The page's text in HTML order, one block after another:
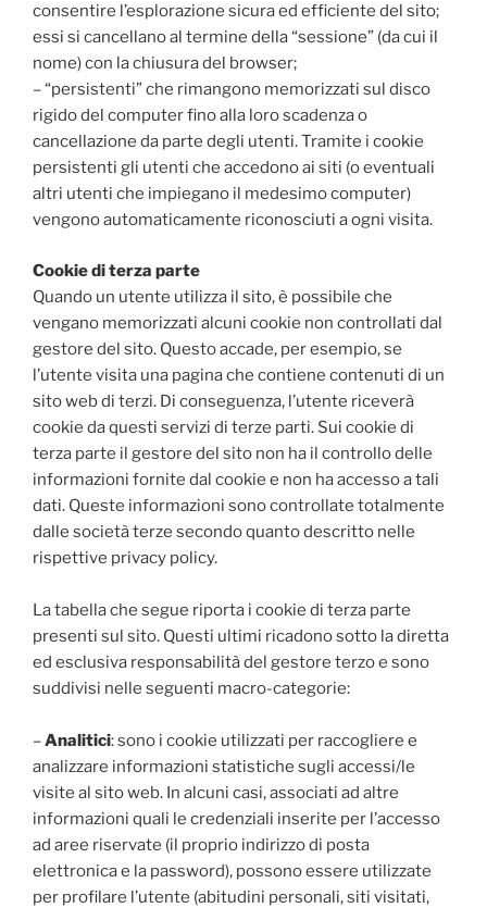
consentire l’esplorazione sicura ed efficiente del sito;
essi si cancellano al termine della “sessione” (da cui il
nome) con la chiusura del browser;
– “persistenti” che rimangono memorizzati sul disco
rigido del computer fino alla loro scadenza o
cancellazione da parte degli utenti. Tramite i cookie
persistenti gli utenti che accedono ai siti (o eventuali
altri utenti che impiegano il medesimo computer)
vengono automaticamente riconosciuti a ogni visita.
Cookie di terza parte
Quando un utente utilizza il sito, è possibile che
vengano memorizzati alcuni cookie non controllati dal
gestore del sito. Questo accade, per esempio, se
l’utente visita una pagina che contiene contenuti di un
sito web di terzi. Di conseguenza, l’utente riceverà
cookie da questi servizi di terze parti. Sui cookie di
terza parte il gestore del sito non ha il controllo delle
informazioni fornite dal cookie e non ha accesso a tali
dati. Queste informazioni sono controllate totalmente
dalle società terze secondo quanto descritto nelle
rispettive privacy policy.
La tabella che segue riporta i cookie di terza parte
presenti sul sito. Questi ultimi ricadono sotto la diretta
ed esclusiva responsabilità del gestore terzo e sono
suddivisi nelle seguenti macro-categorie:
–Analitici: sono i cookie utilizzati per raccogliere e
analizzare informazioni statistiche sugli accessi/le
visite al sito web. In alcuni casi, associati ad altre
informazioni quali le credenziali inserite per l’accesso
ad aree riservate (il proprio indirizzo di posta
elettronica e la password), possono essere utilizzate
per profilare l’utente (abitudini personali, siti visitati,